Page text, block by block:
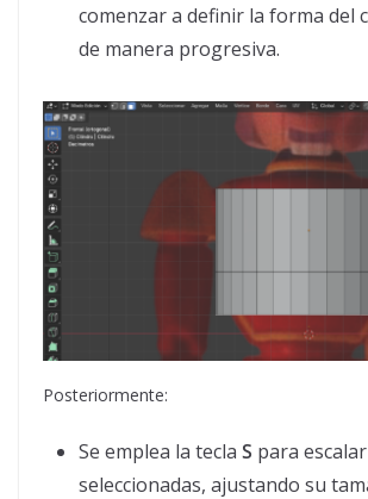
comenzar a definir la forma del
de manera progresiva.
Posteriormente:
Se emplea la tecla S para
seleccionadas, ajustando su